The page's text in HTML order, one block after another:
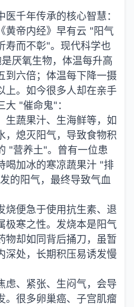
千年传承的核心智慧：
黄帝内经》早有云 "阳气
寿而不彰"。现代科学也
厌氧生物，体温每升高
到六倍；体温每下降一摄
上。如今很多人却在亲手
"催命鬼"：
生蔬果汁、生海鲜等，如
，熄灭阳气，导致食物积
"营养土"。曾有一位患
喝加冰的寒凉蔬果汁 "排
的阳气，最终导致气血
烧便急于使用抗生素、退
极寒之性。发烧本是阳气
物却如同背后捅刀，虽暂
深处，长期积压易诱发慢
虑、紧张、生闷气，会导
。很多卵巢癌、子宫肌瘤